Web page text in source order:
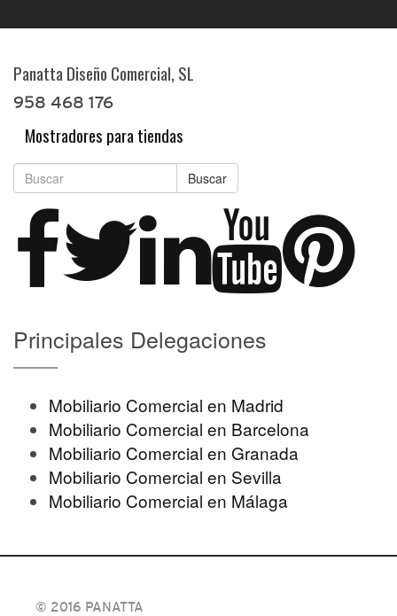
Panatta Diseño Comercial, SL
958 468 176
Mostradores para tiendas
Buscar
Principales Delegaciones
Mobiliario Comercial en Madrid
Mobiliario Comercial en Barcelona
Mobiliario Comercial en Granada
Mobiliario Comercial en Sevilla
Mobiliario Comercial en Málaga
© 2016 PANATTA